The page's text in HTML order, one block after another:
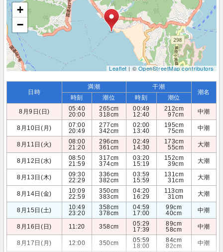
+
−
Leaflet| ©OpenStreetMap contributors
日時
満潮 干潮
潮名
時刻 潮位 時刻
潮位
8月9日(日)
05:40
20:00
265cm
318cm
00:49
12:40
212cm
97cm
中潮
8月10日(月)
07:00
20:49
277cm
342cm
02:00
13:40
195cm
75cm
中潮
8月11日(火)
08:00
21:20
296cm
361cm
02:49
14:30
173cm
55cm
大潮
8月12日(水)
08:50
21:59
317cm
374cm
03:20
15:19
152cm
39cm
大潮
8月13日(木)
09:30
22:29
336cm
382cm
03:59
15:59
131cm
31cm
大潮
8月14日(金)
10:09
22:59
350cm
383cm
04:20
16:29
113cm
31cm
大潮
8月15日(土)
10:49
23:20
358cm
378cm
04:59
17:00
99cm
40cm
中潮
8月16日(日) 11:20 358cm
05:29
17:39
89cm
58cm
中潮
8月17日(月) 12:00 350cm
05:59
18:00
84cm
82cm
中潮